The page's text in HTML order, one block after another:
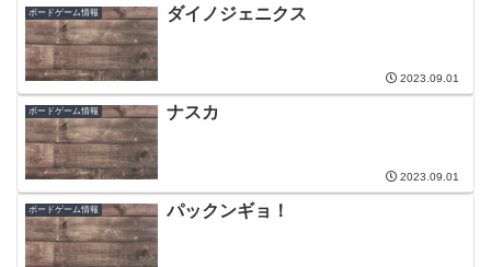
ボードゲーム情報 ダイノジェニクス
2023.09.01
ボードゲーム情報 ナスカ
2023.09.01
ボードゲーム情報 パックンギョ！